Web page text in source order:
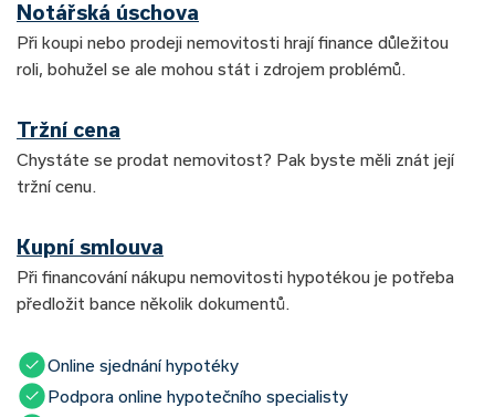
Notářská úschova
Při koupi nebo prodeji nemovitosti hrají finance důležitou
roli, bohužel se ale mohou stát i zdrojem problémů.
Tržní cena
Chystáte se prodat nemovitost? Pak byste měli znát její
tržní cenu.
Kupní smlouva
Při financování nákupu nemovitosti hypotékou je potřeba
předložit bance několik dokumentů.
Online sjednání hypotéky
Podpora online hypotečního specialisty